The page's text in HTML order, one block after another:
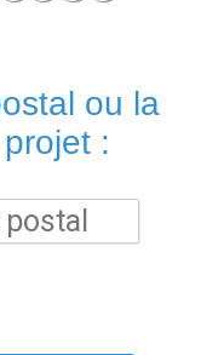
ou la
: